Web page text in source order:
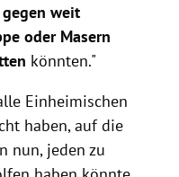
weit
oder Masern
könnten."
Einheimischen
haben, auf die
nun, jeden zu